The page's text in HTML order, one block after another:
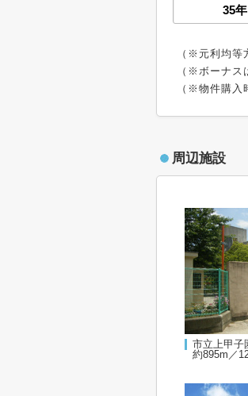
（※元利均等
（※ボーナス
（※物件購入
周辺施設
市立上甲子
約895m／